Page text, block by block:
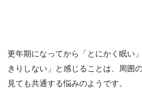
更年期になってから「とにかく眠い
きりしない」と感じることは、周囲
見ても共通する悩みのようです。